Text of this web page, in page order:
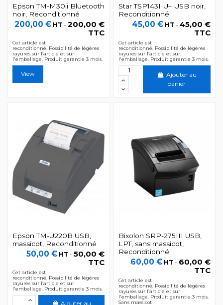
Epson TM-M30ii Bluetooth
noir, Reconditionné
200,00 € HT -200,00 €
TTC
Cet article est
reconditionné. Possibilité de légères
rayures sur l’article et sur
l'emballage. Produit garantie 3 mois.
View
Star TSP143IIU+ USB noir,
Reconditionné
45,00 € HT -45,00 €
TTC
Cet article est
reconditionné. Possibilité de légères
rayures sur l’article et sur
l'emballage. Produit garantie 3 mois.
Ajouter au
panier
Epson TM-U220B USB,
massicot, Reconditionné
50,00 € HT -50,00 €
TTC
Cet article est
reconditionné. Possibilité de légères
rayures sur l’article et sur
l'emballage. Produit garantie 3 mois.
Ajouter au
Bixolon SRP-275III USB,
LPT, sans massicot,
Reconditionné
60,00 € HT - 60,00 €
TTC
Cet article est
reconditionné. Possibilité de légères
rayures sur l’article et sur
l'emballage. Produit garantie 3 mois.
Sans massicot !